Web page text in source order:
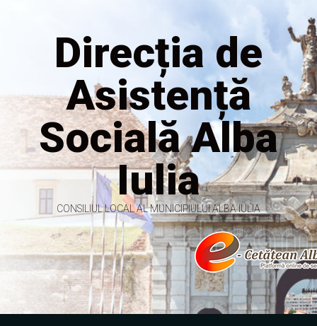
Direcția de
Asistență
Socială Alba
Iulia
CONSILIUL LOCAL AL MUNICIPIULUI ALBA IULIA